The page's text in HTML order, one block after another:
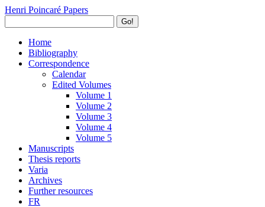
Henri Poincaré Papers
Go!
Home
Bibliography
Correspondence
Calendar
Edited Volumes
Volume 1
Volume 2
Volume 3
Volume 4
Volume 5
Manuscripts
Thesis reports
Varia
Archives
Further resources
FR